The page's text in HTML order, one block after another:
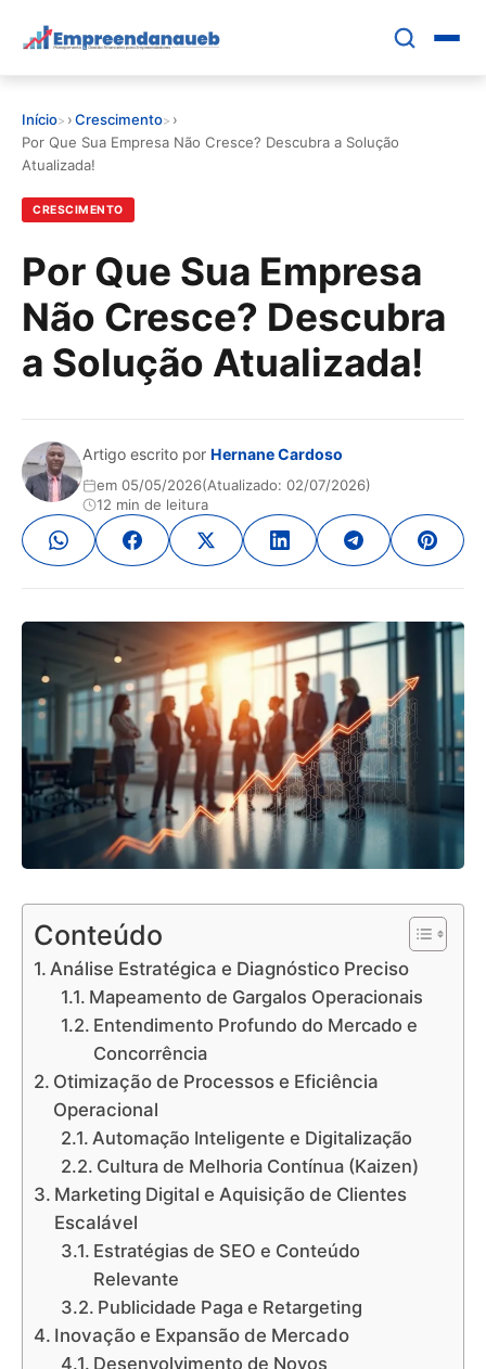
para
principal
EDUCAR E CRESCER
CONTROLE FINANCEIRO
FERRAMENTAS
GESTÃO FINANCEIRA
Início ›Crescimento
›
Por Que Sua Empresa Não Cresce? Descubra a Solução
Atualizada!
CRESCIMENTO
Por Que Sua Empresa
Não Cresce? Descubra
a Solução Atualizada!
Artigo escrito por Hernane Cardoso
em 05/05/2026(Atualizado: 02/07/2026)
12 min de leitura
Conteúdo
Análise Estratégica e Diagnóstico Preciso
Mapeamento de Gargalos Operacionais
Entendimento Profundo do Mercado e
Concorrência
Otimização de Processos e Eficiência
Operacional
Automação Inteligente e Digitalização
Cultura de Melhoria Contínua (Kaizen)
Marketing Digital e Aquisição de Clientes
Escalável
Estratégias de SEO e Conteúdo
Relevante
Publicidade Paga e Retargeting
Inovação e Expansão de Mercado
Desenvolvimento de Novos